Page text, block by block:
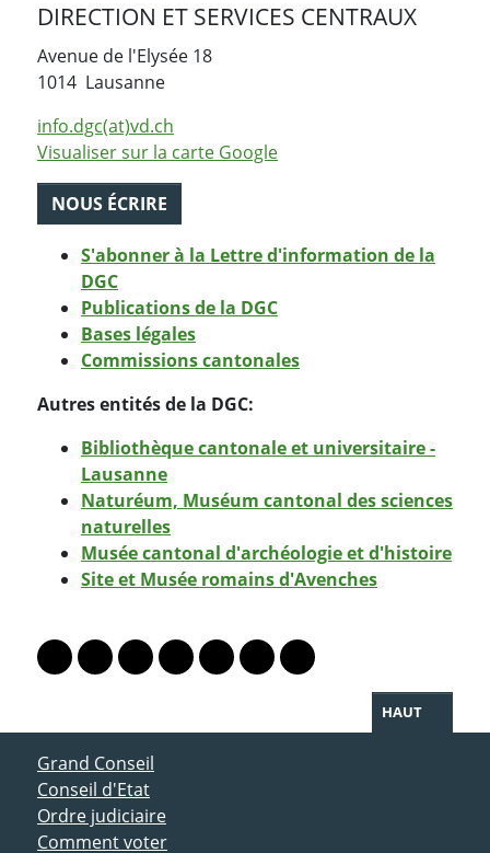
DIRECTION ET SERVICES CENTRAUX
Avenue de l'Elysée 18
1014 LausanneSuisse
info.dgc(at)vd.ch
Visualiser sur la carte Google
NOUS ÉCRIRE
S'abonner à la Lettre d'information de la
DGC
Publications de la DGC
Bases légales
Commissions cantonales
Autres entités de la DGC:
Bibliothèque cantonale et universitaire -
Lausanne
Naturéum, Muséum cantonal des sciences
naturelles
Musée cantonal d'archéologie et d'histoire
Site et Musée romains d'Avenches
Lien vers le profil Mastodon
Lien vers le profil Bluesky
Lien vers le profil Instagram
Lien vers le profil Linkedin
Lien vers le profil Facebook
Lien vers le profil Twitter
Partager par WhatsApp
HAUT
ACCÈS DIRECT
Grand Conseil
Conseil d'Etat
Ordre judiciaire
Comment voter